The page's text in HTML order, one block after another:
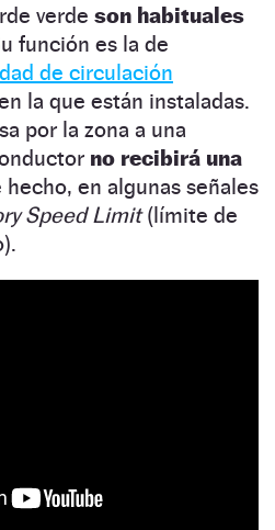
verde son habituales
función es la de
de circulación
la que están instaladas.
por la zona a una
no recibirá una
hecho, en algunas señales
Speed Limit(límite de